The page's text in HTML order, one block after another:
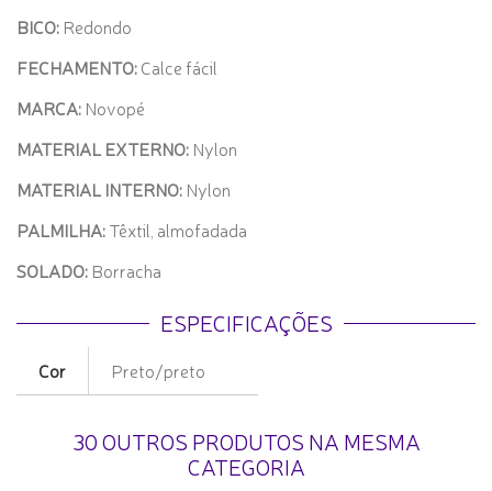
BICO: Redondo
FECHAMENTO:Calce fácil
MARCA: Novopé
MATERIAL EXTERNO: Nylon
MATERIAL INTERNO: Nylon
PALMILHA:Têxtil, almofadada
SOLADO: Borracha
ESPECIFICAÇÕES
Cor Preto/preto
30 OUTROS PRODUTOS NA MESMA
CATEGORIA